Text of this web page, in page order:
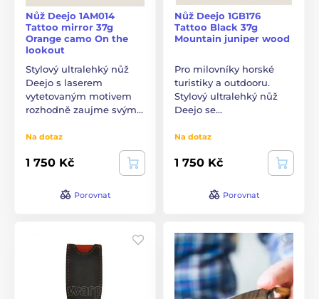
Nůž Deejo 1AM014
Tattoo mirror 37g
Orange camo On the
lookout
Stylový ultralehký nůž
Deejo s laserem
vytetovaným motivem
rozhodně zaujme svým…
Na dotaz
1 750 Kč
Porovnat
Nůž Deejo 1GB176
Tattoo Black 37g
Mountain juniper wood
Pro milovníky horské
turistiky a outdooru.
Stylový ultralehký nůž
Deejo se…
Na dotaz
1 750 Kč
Porovnat